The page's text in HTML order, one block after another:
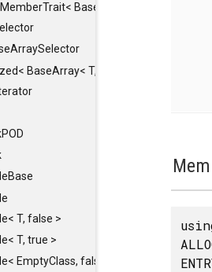
BaseArray< TO >,
BaseArray< T, MINCHUNKSIZE,
T, false >
T, true >
EmptyClass, false >